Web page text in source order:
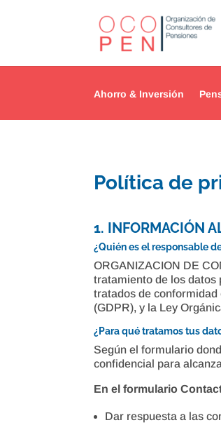
Ahorro & Inversión
Política de
1. INFORMACIÓN
¿Quién es el responsable
ORGANIZACION DE
tratamiento de los datos
tratados de conformidad
(GDPR), y la Ley
¿Para qué tratamos tus
Según el formulario
confidencial para
En el formulario
Dar respuesta a las